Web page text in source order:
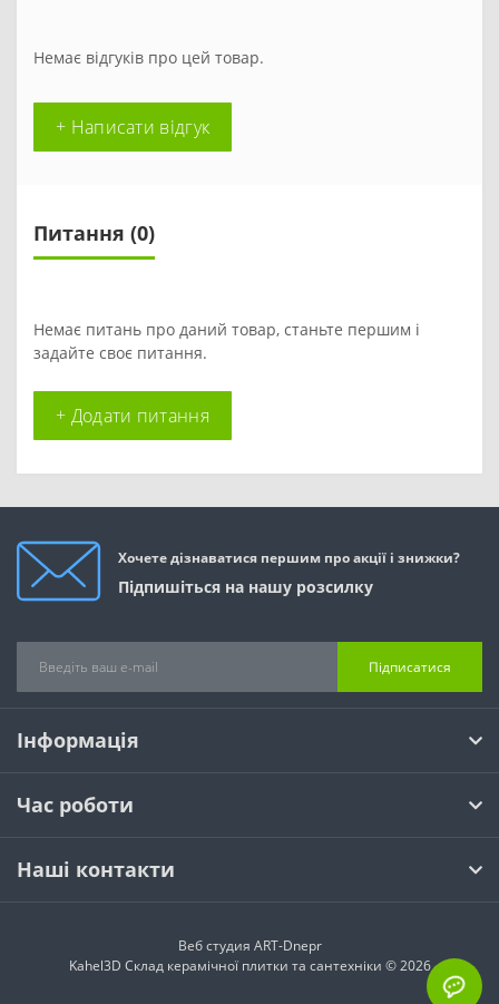
Немає відгуків про цей товар.
+ Написати відгук
Питання (0)
Немає питань про даний товар, станьте першим і
задайте своє питання.
+ Додати питання
Хочете дізнаватися першим про акції і знижки?
Підпишіться на нашу розсилку
Підписатися
Інформація
Час роботи
Наші контакти
Веб студия ART-Dnepr
Kahel3D Склад керамічної плитки та сантехніки © 2026